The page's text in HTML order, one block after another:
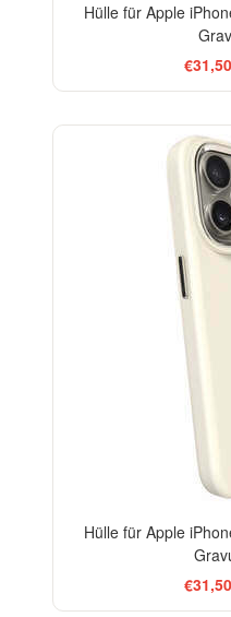
Hülle für Apple
€31,50
Hülle für Apple
€31,50